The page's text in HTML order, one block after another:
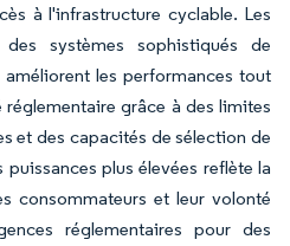
à l'infrastructure cyclable. Les
systèmes sophistiqués de
les performances tout
grâce à des limites
et des capacités de sélection de
plus élevées reflète la
consommateurs et leur volonté
réglementaires pour des